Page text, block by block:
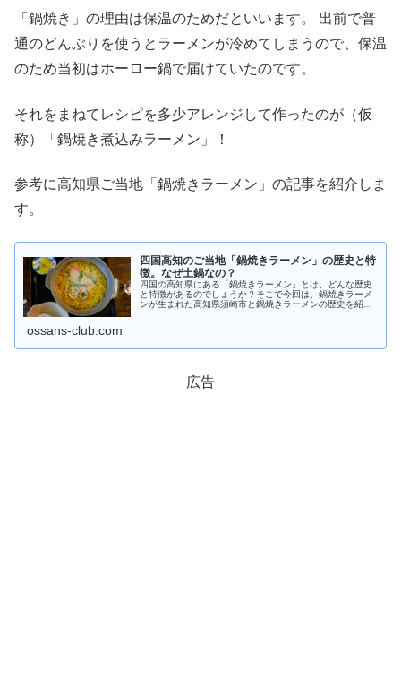
「鍋焼き」の理由は保温のためだといいます。 出前で普
通のどんぶりを使うとラーメンが冷めてしまうので、保温
のため当初はホーロー鍋で届けていたのです。
それをまねてレシピを多少アレンジして作ったのが（仮
称）「鍋焼き煮込みラーメン」！
参考に高知県ご当地「鍋焼きラーメン」の記事を紹介しま
す。
四国高知のご当地「鍋焼きラーメン」の歴史と特
徴。なぜ土鍋なの？
四国の高知県にある「鍋焼きラーメン」とは、どんな歴史
と特徴があるのでしょうか？そこで今回は、鍋焼きラーメ
ンが生まれた高知県須崎市と鍋焼きラーメンの歴史を紹介
ossans-club.com
広告